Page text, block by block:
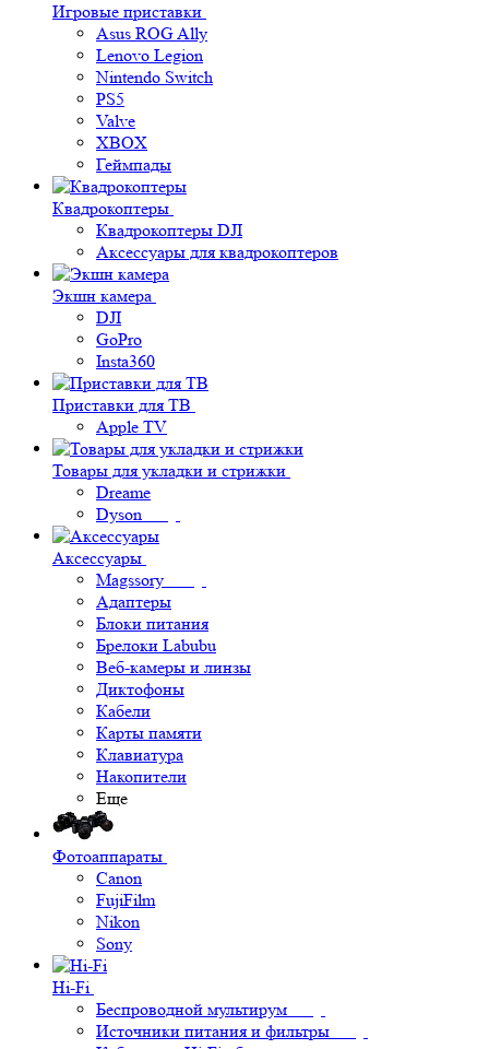
Игровые приставки
Asus ROG Ally
Lenovo Legion
Nintendo Switch
PS5
Valve
XBOX
Геймпады
Квадрокоптеры
Квадрокоптеры DJI
Аксессуары для квадрокоптеров
Экшн камера
DJI
GoPro
Insta360
Приставки для ТВ
Apple TV
Товары для укладки и стрижки
Dreame
Dyson
Аксессуары
Magssory
Адаптеры
Блоки питания
Брелоки Labubu
Веб-камеры и линзы
Диктофоны
Кабели
Карты памяти
Клавиатура
Накопители
Еще
Фотоаппараты
Canon
FujiFilm
Nikon
Sony
Hi-Fi
Беспроводной мультирум
Источники питания и фильтры